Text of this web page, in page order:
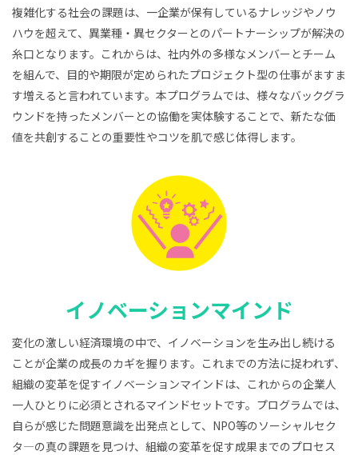
複雑化する社会の課題は、一企業が保有しているナレッジやノウ
ハウを超えて、異業種・異セクターとのパートナーシップが解決の
糸口となります。これからは、社内外の多様なメンバーとチーム
を組んで、目的や期限が定められたプロジェクト型の仕事がますま
す増えると言われています。本プログラムでは、様々なバックグラ
ウンドを持ったメンバーとの協働を実体験することで、新たな価
値を共創することの重要性やコツを肌で感じ体得します。
イノベーションマインド
変化の激しい経済環境の中で、イノベーションを生み出し続ける
ことが企業の成長のカギを握ります。これまでの方法に捉われず、
組織の変革を促すイノベーションマインドは、これからの企業人
一人ひとりに必須とされるマインドセットです。プログラムでは、
自らが感じた問題意識を出発点として、NPO等のソーシャルセク
タ―の真の課題を見つけ、組織の変革を促す成果までのプロセス